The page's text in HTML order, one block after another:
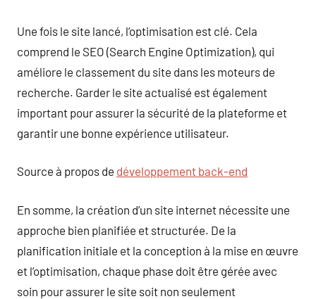
Une fois le site lancé, l’optimisation est clé. Cela
comprend le SEO (Search Engine Optimization), qui
améliore le classement du site dans les moteurs de
recherche. Garder le site actualisé est également
important pour assurer la sécurité de la plateforme et
garantir une bonne expérience utilisateur.
Source à propos de développement back-end
En somme, la création d’un site internet nécessite une
approche bien planifiée et structurée. De la
planification initiale et la conception à la mise en œuvre
et l’optimisation, chaque phase doit être gérée avec
soin pour assurer le site soit non seulement